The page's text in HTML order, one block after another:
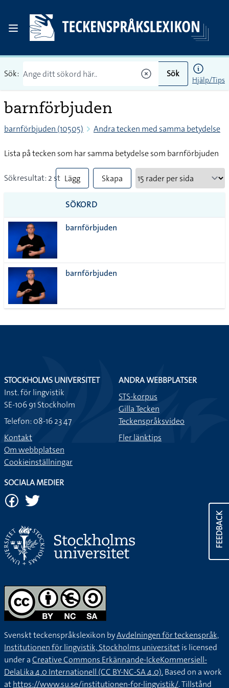
Sök: Sök
Hjälp/Tips
barnförbjuden
barnförbjuden (10505) Andra tecken med samma betydelse
Lista på tecken som har samma betydelse som barnförbjuden
Sökresultat: 2 st Lägg
till
alla i
Skapa
SÖKORD
barnförbjuden
barnförbjuden
FEEDBACK
STOCKHOLMS UNIVERSITET
Inst. för lingvistik
SE-106 91 Stockholm
Telefon: 08-16 23 47
Kontakt
Om webbplatsen
Cookieinställningar
ANDRA WEBBPLATSER
STS-korpus
Gilla Tecken
Teckenspråksvideo
Fler länktips
SOCIALA MEDIER
Svenskt teckenspråkslexikon byAvdelningen för teckenspråk,
Institutionen för lingvistik, Stockholms universitetis licensed
under aCreative Commons Erkännande-IckeKommersiell-
DelaLika 4.0 Internationell (CC BY-NC-SA 4.0).Based on a work
athttps://www.su.se/institutionen-for-lingvistik/. Tillstånd